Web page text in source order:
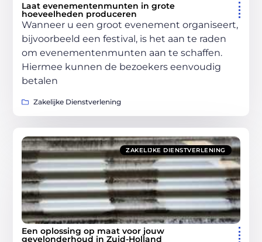
Laat evenementenmunten in grote
hoeveelheden produceren
Wanneer u een groot evenement organiseert,
bijvoorbeeld een festival, is het aan te raden
om evenementenmunten aan te schaffen.
Hiermee kunnen de bezoekers eenvoudig
betalen
Zakelijke Dienstverlening
ZAKELIJKE DIENSTVERLENING
Een oplossing op maat voor jouw
gevelonderhoud in Zuid-Holland